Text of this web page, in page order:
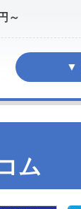
～
休
ム